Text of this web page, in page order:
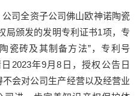
司全资子公司佛山欧神诺陶瓷
局颁发的发明专利证书1项，专
瓷砖及其制备方法”，专利号
日2023年9月8日，授权公告日
会对公司生产经营以及经营业